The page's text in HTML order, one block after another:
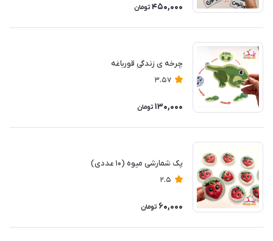
450,000 تومان
چرخه ی زندگی قورباغه
3.57
130,000 تومان
پک شمارشی میوه (۱۰ عددی)
2.5
60,000 تومان